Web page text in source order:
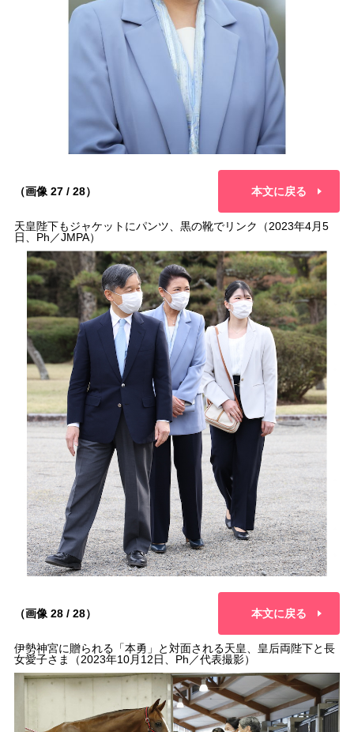
（画像 27 / 28） 本文に戻る
天皇陛下もジャケットにパンツ、黒の靴でリンク（2023年4月5
日、Ph／JMPA）
（画像 28 / 28） 本文に戻る
伊勢神宮に贈られる「本勇」と対面される天皇、皇后両陛下と長
女愛子さま（2023年10月12日、Ph／代表撮影）